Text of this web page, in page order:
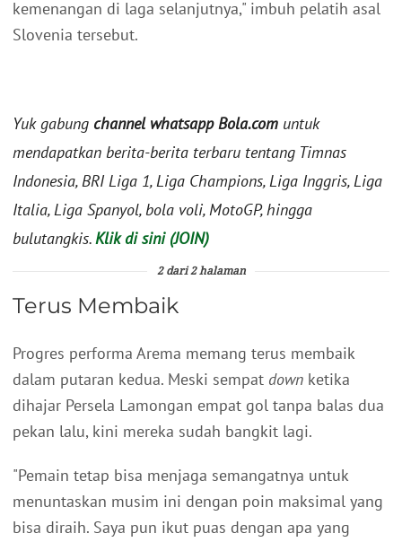
kemenangan di laga selanjutnya," imbuh pelatih asal
Slovenia tersebut.
Yuk gabung channel whatsapp Bola.com untuk
mendapatkan berita-berita terbaru tentang Timnas
Indonesia, BRI Liga 1, Liga Champions, Liga Inggris, Liga
Italia, Liga Spanyol, bola voli, MotoGP, hingga
bulutangkis.Klik di sini (JOIN)
2 dari 2 halaman
Terus Membaik
Progres performa Arema memang terus membaik
dalam putaran kedua. Meski sempat down ketika
dihajar Persela Lamongan empat gol tanpa balas dua
pekan lalu, kini mereka sudah bangkit lagi.
"Pemain tetap bisa menjaga semangatnya untuk
menuntaskan musim ini dengan poin maksimal yang
bisa diraih. Saya pun ikut puas dengan apa yang